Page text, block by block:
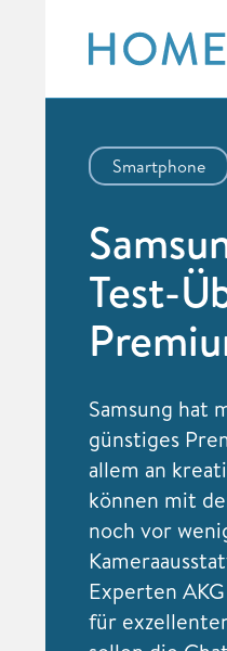
content
Smartphone
Test-
Samsung hat
günstiges
allem an
können mit
noch vor
Experten
für